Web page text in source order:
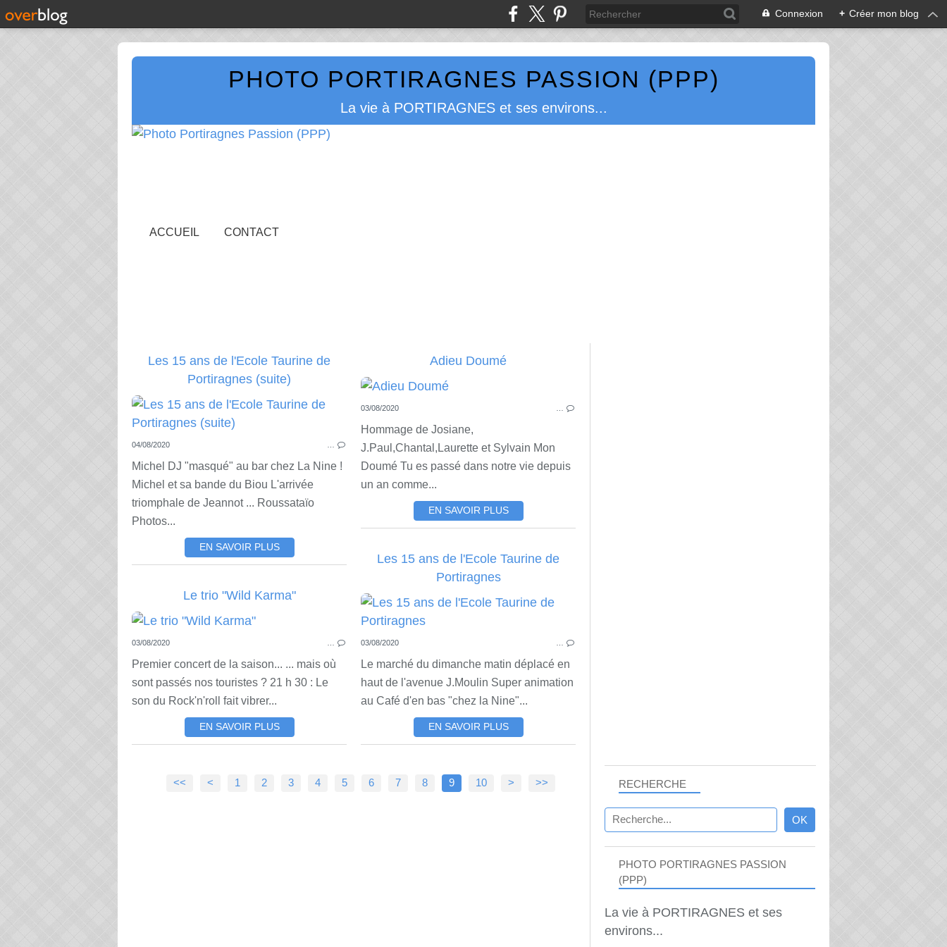
Connexion + Créer mon blog
PHOTO PORTIRAGNES PASSION (PPP)
La vie à PORTIRAGNES et ses environs...
ACCUEIL CONTACT
Les 15 ans de l'Ecole Taurine de
Portiragnes (suite)
VIE ASSOCIATIVE
04/08/2020
Michel DJ "masqué" au bar chez La Nine !
Michel et sa bande du Biou L'arrivée
triomphale de Jeannot ... Roussataïo
Photos...
EN SAVOIR PLUS
Adieu Doumé
03/08/2020
Hommage de Josiane,
J.Paul,Chantal,Laurette et Sylvain Mon
Doumé Tu es passé dans notre vie depuis
un an comme...
EN SAVOIR PLUS
Les 15 ans de l'Ecole Taurine de
Portiragnes
03/08/2020
Le marché du dimanche matin déplacé en
haut de l'avenue J.Moulin Super animation
au Café d'en bas "chez la Nine"...
EN SAVOIR PLUS
Le trio "Wild Karma"
03/08/2020
Premier concert de la saison... ... mais où
sont passés nos touristes ? 21 h 30 : Le
son du Rock'n'roll fait vibrer...
EN SAVOIR PLUS
<< < 1 2 3 4 5 6 7 8 9 10 > >> RECHERCHE
PHOTO PORTIRAGNES PASSION
(PPP)
La vie à PORTIRAGNES et ses
environs...